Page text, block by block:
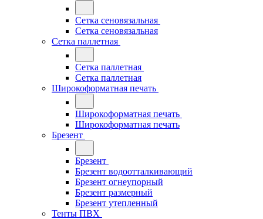
Сетка сеновязальная
Сетка сеновязальная
Сетка паллетная
Сетка паллетная
Сетка паллетная
Широкоформатная печать
Широкоформатная печать
Широкоформатная печать
Брезент
Брезент
Брезент водоотталкивающий
Брезент огнеупорный
Брезент размерный
Брезент утепленный
Тенты ПВХ